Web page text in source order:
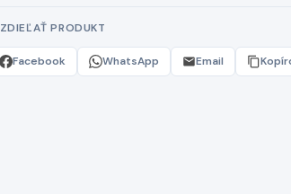
ZDIEĽAŤ PRODUKT
Facebook WhatsApp Email